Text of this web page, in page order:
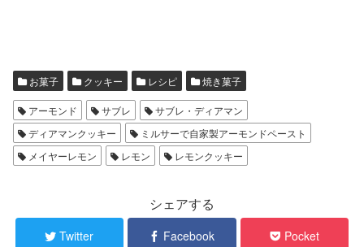
お菓子 クッキー レシピ 焼き菓子
アーモンド サブレ
サブレ・ディアマン
ディアマンクッキー
ミルサーで自家製アーモンドペースト
メイヤーレモン
レモン レモンクッキー
シェアする
Twitter Facebook Pocket